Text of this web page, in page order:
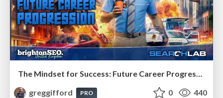
The Mindset for Success: Future Career Progression
greggifford
PRO 0 440